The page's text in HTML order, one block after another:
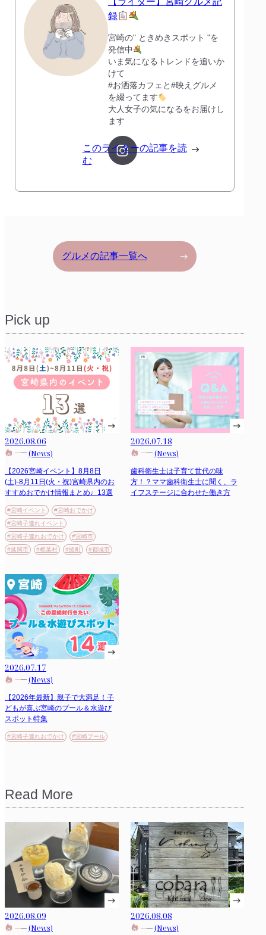
録
宮崎の" ときめきスポット "を
発信中
いま気になるトレンドを追いか
けて
#お洒落カフェと#映えグルメ
を綴ってます
大人女子の気になるをお届けし
ます
このライターの記事を読
む
グルメの記事一覧へ
Pick up
2026.08.06
(News)
【2026宮崎イベント】8月8日
(土)-8月11日(火・祝)宮崎県内のお
すすめおでかけ情報まとめ♩13選
#宮崎イベント
#宮崎おでかけ
#宮崎子連れイベント
#宮崎子連れおでかけ
#宮崎市
#延岡市
#椎葉村 #綾町 #都城市
2026.07.18
(News)
歯科衛生士は子育て世代の味
方！？ママ歯科衛生士に聞く、ラ
イフステージに合わせた働き方
2026.07.17
(News)
【2026年最新】親子で大満足！子
どもが喜ぶ宮崎のプール＆水遊び
スポット特集
#宮崎子連れおでかけ #宮崎プール
Read More
2026.08.09
(News)
2026.08.08
(News)